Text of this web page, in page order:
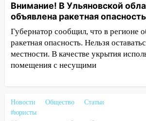
16:12 Едва не перерезал
Вешкайме посиделки с
знакомым закончились для
больницей
16:06 18-летняя девушка без
перевернулась на мопеде и
15:59
Ульяновец отдал более
миллионов рублей за
Внимание! В Ульяновской
объявлена ракетная опасность
Губернатор сообщил, что в регионе
ракетная опасность. Нельзя
местности. В качестве укрытия
помещения с несущими
Новости Общество
Статьи
#юристы